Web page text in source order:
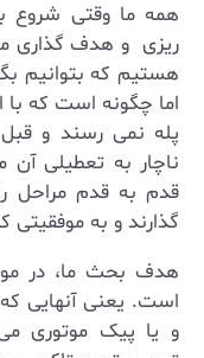
همه ما وقتی شروع
ریزی و هدف گذاری
هستیم که بتوانیم
اما چگونه است که
پله نمی رسند و
ناچار به تعطیلی
قدم به قدم
گذارند و به
هدف بحث ما، در
است. یعنی آنهایی
و یا پیک موتوری